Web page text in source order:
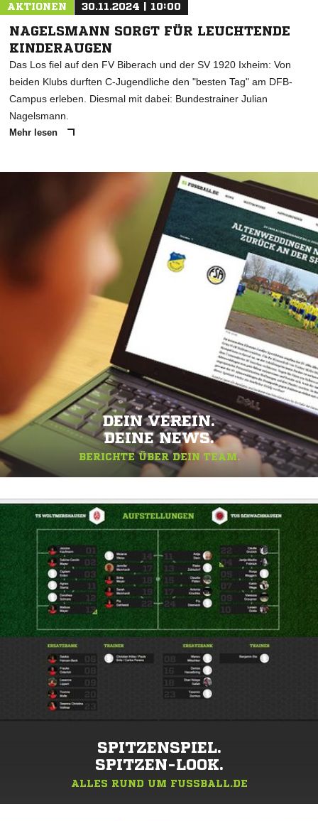
AKTIONEN 30.11.2024 | 10:00
NAGELSMANN SORGT FÜR LEUCHTENDE
KINDERAUGEN
Das Los fiel auf den FV Biberach und der SV 1920 Ixheim: Von
beiden Klubs durften C-Jugendliche den "besten Tag" am DFB-
Campus erleben. Diesmal mit dabei: Bundestrainer Julian
Nagelsmann.
Mehr lesen
DEIN VEREIN.
DEINE NEWS.
BERICHTE ÜBER DEIN TEAM.
SPITZENSPIEL.
SPITZEN-LOOK.
ALLES RUND UM FUSSBALL.DE